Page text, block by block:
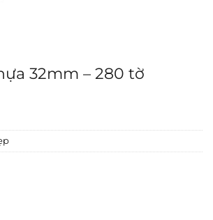
32mm – 280 tờ